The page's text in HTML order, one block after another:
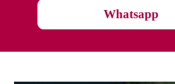
Whatsapp